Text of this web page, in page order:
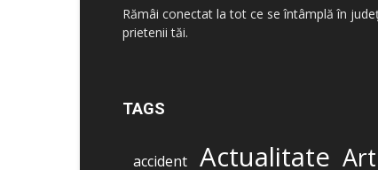
Rămâi conectat la tot ce se întâmplă în
prietenii tăi.
TAGS
accident Actualitate